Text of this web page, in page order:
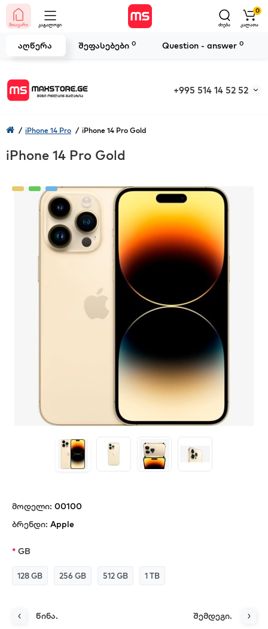
+995 514 14 52 52
მთავარი კატალოგი ძიება
0
კალათა
iPhone 14 Pro iPhone 14 Pro Gold
iPhone 14 Pro Gold
მოდელი: 00100
ბრენდი: Apple
GB
128 GB 256 GB 512 GB 1 TB
წინა. შემდეგი.
აღწერა შეფასებები 0 Question - answer 0